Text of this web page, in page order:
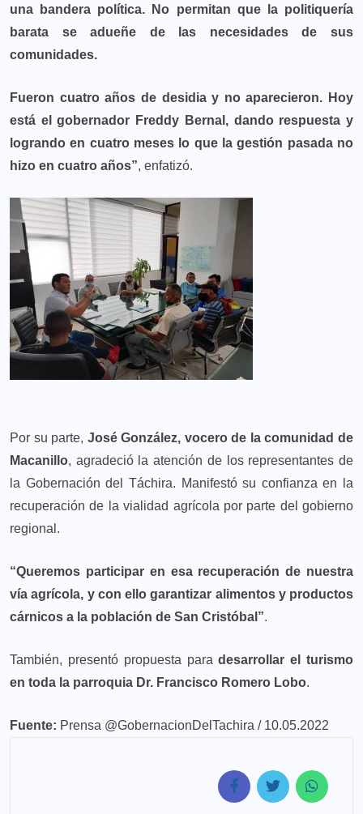
una bandera política. No permitan que la politiquería
barata se adueñe de las necesidades de sus
comunidades.
Fueron cuatro años de desidia y no aparecieron. Hoy
está el gobernador Freddy Bernal, dando respuesta y
logrando en cuatro meses lo que la gestión pasada no
hizo en cuatro años”, enfatizó.
Por su parte, José González, vocero de la comunidad de
Macanillo, agradeció la atención de los representantes de
la Gobernación del Táchira. Manifestó su confianza en la
recuperación de la vialidad agrícola por parte del gobierno
regional.
“Queremos participar en esa recuperación de nuestra
vía agrícola, y con ello garantizar alimentos y productos
cárnicos a la población de San Cristóbal”.
También, presentó propuesta para desarrollar el turismo
en toda la parroquia Dr. Francisco Romero Lobo.
Fuente: Prensa @GobernacionDelTachira / 10.05.2022